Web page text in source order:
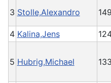
3 Stolle,Alexandro
4 Kalina,Jens
5 Hubrig,Michael